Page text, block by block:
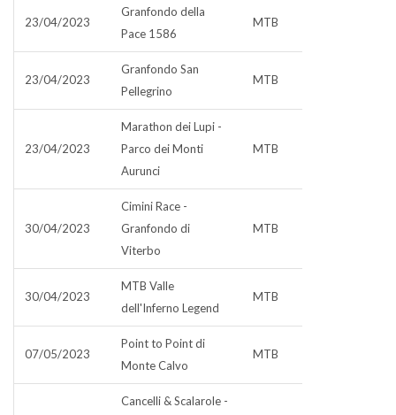
23/04/2023
Granfondo della
Pace 1586
MTB
23/04/2023
Granfondo San
Pellegrino
MTB
23/04/2023
Marathon dei Lupi -
Parco dei Monti
Aurunci
MTB
30/04/2023
Cimini Race -
Granfondo di
Viterbo
MTB
30/04/2023
MTB Valle
dell'Inferno Legend
MTB
07/05/2023
Point to Point di
Monte Calvo
MTB
Cancelli & Scalarole -